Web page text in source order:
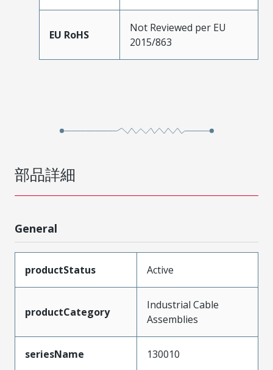
EU RoHS
Not Reviewed per EU
2015/863
部品詳細
General
productStatus Active
productCategory
Industrial Cable
Assemblies
seriesName 130010